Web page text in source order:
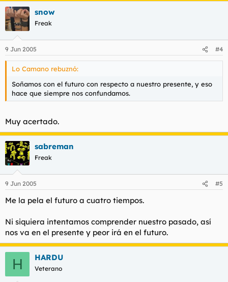
snow
Freak
9 Jun 2005 #4
Lo Camano rebuznó:
Soñamos con el futuro con respecto a nuestro presente, y eso
hace que siempre nos confundamos.
Muy acertado.
sabreman
Freak
9 Jun 2005 #5
Me la pela el futuro a cuatro tiempos.
Ni siquiera intentamos comprender nuestro pasado, así
nos va en el presente y peor irá en el futuro.
H HARDU
Veterano